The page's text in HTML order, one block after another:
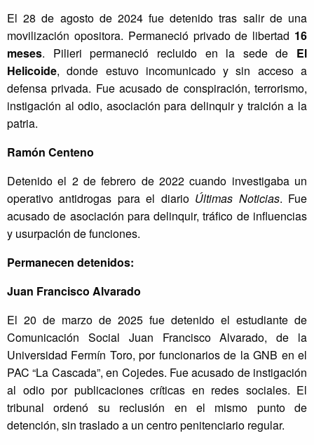
El 28 de agosto de 2024 fue detenido tras salir de una
movilización opositora. Permaneció privado de libertad 16
meses. Pilieri permaneció recluido en la sede de El
Helicoide, donde estuvo incomunicado y sin acceso a
defensa privada. Fue acusado de conspiración, terrorismo,
instigación al odio, asociación para delinquir y traición a la
patria.
Ramón Centeno
Detenido el 2 de febrero de 2022 cuando investigaba un
operativo antidrogas para el diario Últimas Noticias. Fue
acusado de asociación para delinquir, tráfico de influencias
y usurpación de funciones.
Permanecen detenidos:
Juan Francisco Alvarado
El 20 de marzo de 2025 fue detenido el estudiante de
Comunicación Social Juan Francisco Alvarado, de la
Universidad Fermín Toro, por funcionarios de la GNB en el
PAC “La Cascada”, en Cojedes. Fue acusado de instigación
al odio por publicaciones críticas en redes sociales. El
tribunal ordenó su reclusión en el mismo punto de
detención, sin traslado a un centro penitenciario regular.